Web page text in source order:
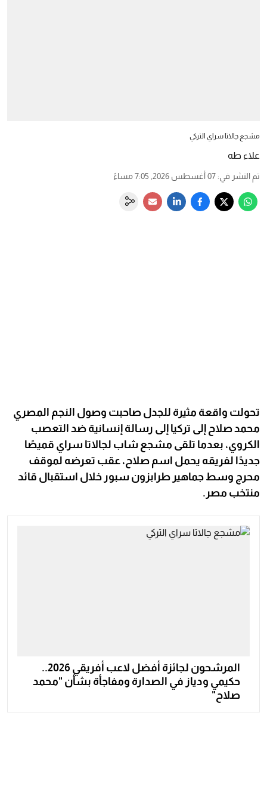
مشجع جالاتا سراي التركي
علاء طه
تم النشر في: 07 أغسطس 2026, 7:05 مساءً
تحولت واقعة مثيرة للجدل صاحبت وصول النجم المصري
محمد صلاح إلى تركيا إلى رسالة إنسانية ضد التعصب
الكروي، بعدما تلقى مشجع شاب لجالاتا سراي قميصًا
جديدًا لفريقه يحمل اسم صلاح، عقب تعرضه لموقف
محرج وسط جماهير طرابزون سبور خلال استقبال قائد
منتخب مصر.
المرشحون لجائزة أفضل لاعب أفريقي 2026..
حكيمي ودياز في الصدارة ومفاجأة بشأن "محمد
صلاح"